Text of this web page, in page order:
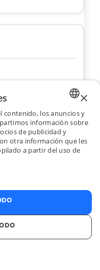
×
contenido, los anuncios y
información sobre
de publicidad y
otra información que les
a partir del uso de